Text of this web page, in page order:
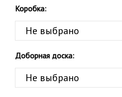
Коробка:
Доборная доска: